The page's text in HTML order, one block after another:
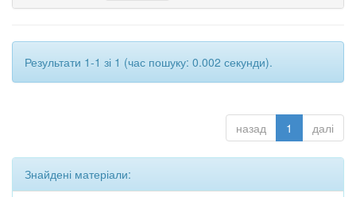
Результати 1-1 зі 1 (час пошуку: 0.002 секунди).
назад 1 далі
Знайдені матеріали: